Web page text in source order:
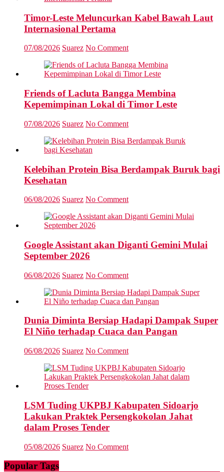
Timor-Leste Meluncurkan Kabel Bawah Laut
Internasional Pertama
07/08/2026 Suarez No Comment
Friends of Lacluta Bangga Membina
Kepemimpinan Lokal di Timor Leste
07/08/2026 Suarez No Comment
Kelebihan Protein Bisa Berdampak Buruk bagi
Kesehatan
06/08/2026 Suarez No Comment
Google Assistant akan Diganti Gemini Mulai
September 2026
06/08/2026 Suarez No Comment
Dunia Diminta Bersiap Hadapi Dampak Super
El Niño terhadap Cuaca dan Pangan
06/08/2026 Suarez No Comment
LSM Tuding UKPBJ Kabupaten Sidoarjo
Lakukan Praktek Persengkokolan Jahat
dalam Proses Tender
05/08/2026 Suarez No Comment
Popular Tags